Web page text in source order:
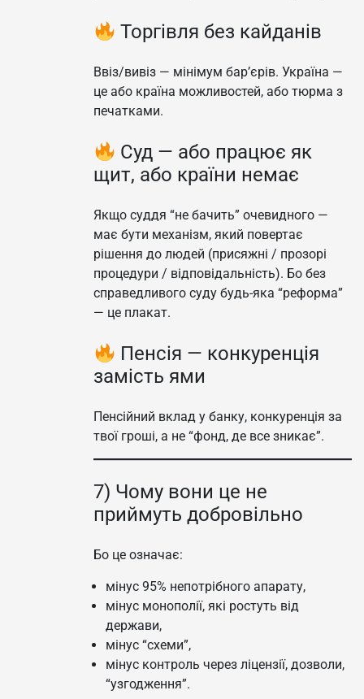
Торгівля без кайданів
Ввіз/вивіз — мінімум бар’єрів. Україна —
це або країна можливостей, або тюрма з
печатками.
Суд — або працює як
щит, або країни немає
Якщо суддя “не бачить” очевидного —
має бути механізм, який повертає
рішення до людей (присяжні / прозорі
процедури / відповідальність). Бо без
справедливого суду будь-яка “реформа”
— це плакат.
Пенсія — конкуренція
замість ями
Пенсійний вклад у банку, конкуренція за
твої гроші, а не “фонд, де все зникає”.
7) Чому вони це не
приймуть добровільно
Бо це означає:
мінус 95% непотрібного апарату,
мінус монополії, які ростуть від
держави,
мінус “схеми”,
мінус контроль через ліцензії, дозволи,
“узгодження”.